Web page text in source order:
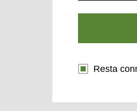
Resta